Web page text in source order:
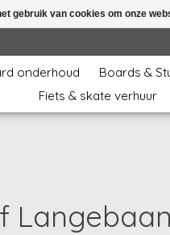
onderhoud Boards &
Fiets & skate verhuur
gebruik van cookies om onze